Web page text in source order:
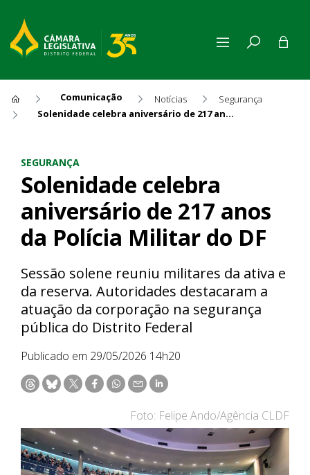
Comunicação Notícias
Segurança
Solenidade celebra aniversário de 217 anos da Polícia Militar do DF
SEGURANÇA
Solenidade celebra
aniversário de 217 anos
da Polícia Militar do DF
Sessão solene reuniu militares da ativa e
da reserva. Autoridades destacaram a
atuação da corporação na segurança
pública do Distrito Federal
Publicado em 29/05/2026 14h20
Foto: Felipe Ando/Agência CLDF